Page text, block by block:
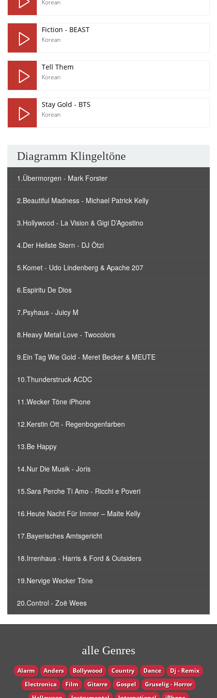
Korean
Fiction - BEAST
Korean
Tell Them
Korean
Stay Gold - BTS
Korean
Diagramm Klingeltöne
1.Übermorgen - Mark Forster
2.Beautiful Madness - Michael Patrick Kelly
3.Hollywood - La Vision & Gigi D’Agostino
4.Der Hellste Stern - DJ Ötzi
5.Komet - Udo Lindenberg & Apache 207
6.Espiritu De Dios
7.Psyhaus - Juicy M
8.Heavy Metal Love - Twocolors
9.Ein Tag Wie Gold - Meret Becker & MEUTE
10.Thunderstruck ACDC
11.Wecker Töne iPhone
12.Kerstin Ott - Regenbogenfarben
13.Be Happy
14.Nur Die Musik - Joris
15.Sara Perche Ti Amo - Ricchi e Poveri
16.Heute Nacht Für Immer – Maite Kelly
17.Bayerisches Amtsgericht
18.Irrenhaus - Harris & Ford & Outsiders
19.Nervige Wecker Töne
20.Control - Zoë Wees
alle Genres
Alarm Anders Bollywood Country Dance
Dj - Remix
Electronica
Film Gitarre Gospel
Gruselig - Horror